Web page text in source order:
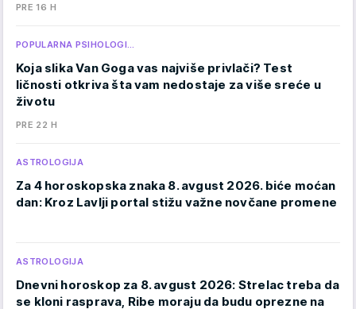
PRE 16 H
POPULARNA PSIHOLOGI…
Koja slika Van Goga vas najviše privlači? Test
ličnosti otkriva šta vam nedostaje za više sreće u
životu
PRE 22 H
ASTROLOGIJA
Za 4 horoskopska znaka 8. avgust 2026. biće moćan
dan: Kroz Lavlji portal stižu važne novčane promene
ASTROLOGIJA
Dnevni horoskop za 8. avgust 2026: Strelac treba da
se kloni rasprava, Ribe moraju da budu oprezne na